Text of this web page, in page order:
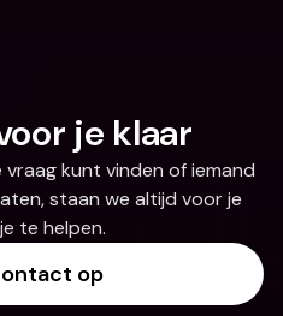
je klaar
kunt vinden of iemand
staan we altijd voor je
te helpen.
op